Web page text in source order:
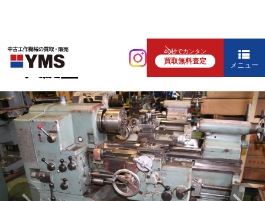
40秒でカンタン
買取無料査定 メニュー
汎用旋盤
4.5尺旋盤